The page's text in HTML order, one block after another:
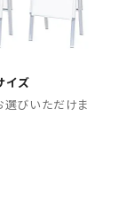
イズ
びいただけま